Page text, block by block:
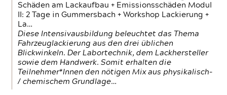
Schäden am Lackaufbau + Emissionsschäden Modul
II: 2 Tage in Gummersbach + Workshop Lackierung +
La…
Diese Intensivausbildung beleuchtet das Thema
Fahrzeuglackierung aus den drei üblichen
Blickwinkeln. Der Labortechnik, dem Lackhersteller
sowie dem Handwerk. Somit erhalten die
Teilnehmer*Innen den nötigen Mix aus physikalisch-
/ chemischem Grundlage…